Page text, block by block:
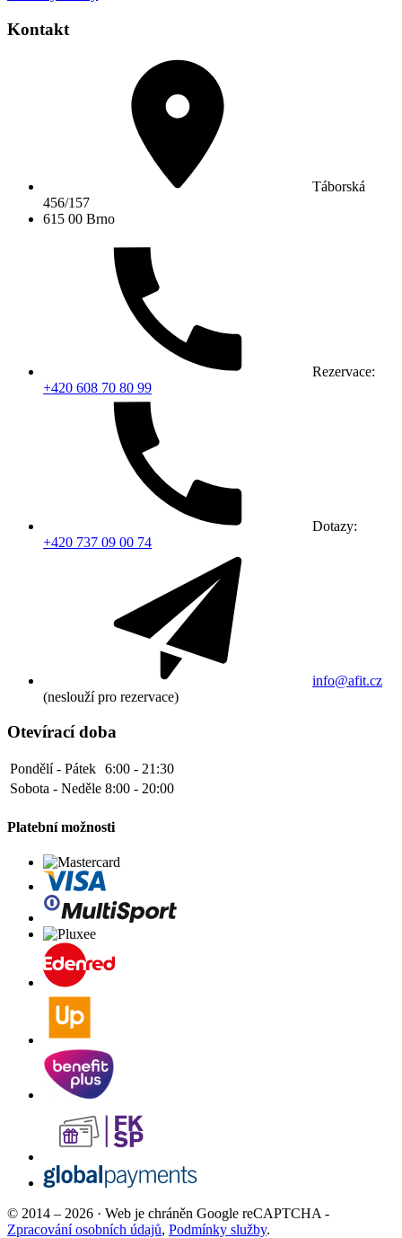
Kontakt
Táborská
456/157
615 00 Brno
Rezervace:
+420 608 70 80 99
Dotazy:
+420 737 09 00 74
info@afit.cz
(neslouží pro rezervace)
Otevírací doba
Pondělí - Pátek 6:00 - 21:30
Sobota - Neděle 8:00 - 20:00
Platební možnosti
© 2014 – 2026 · Web je chráněn Google reCAPTCHA -
Zpracování osobních údajů, Podmínky služby.